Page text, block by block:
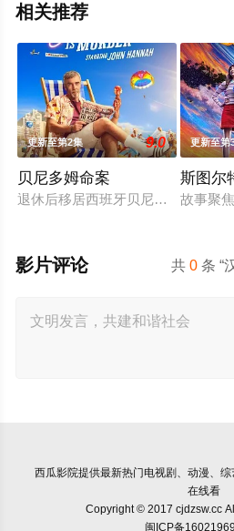
相关推荐
更新至第2集 9.0
贝尼多姆命案
退休后移居西班牙贝尼多姆经营酒
更新至第
斯图尔
故事聚
共0 条 “
影片评论
西瓜影院提供最新热门电视剧、动漫、
在线看
Copyright © 2017 cjdzsw.cc
闽ICP备